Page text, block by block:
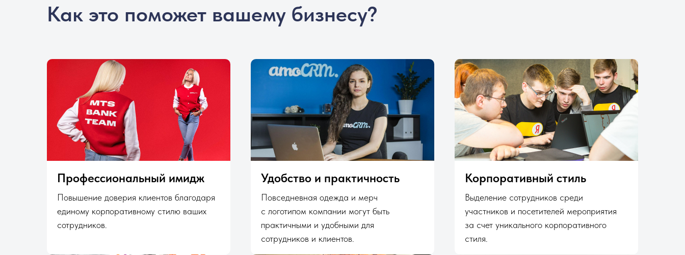
Как это поможет вашему бизнесу?
Профессиональный имидж
Повышение доверия клиентов благодаря
единому корпоративному стилю ваших
сотрудников.
Удобство и практичность
Повседневная одежда и мерч
с логотипом компании могут быть
практичными и удобными для
сотрудников и клиентов.
Корпоративный стиль
Выделение сотрудников среди
участников и посетителей мероприятия
за счет уникального корпоративного
стиля.